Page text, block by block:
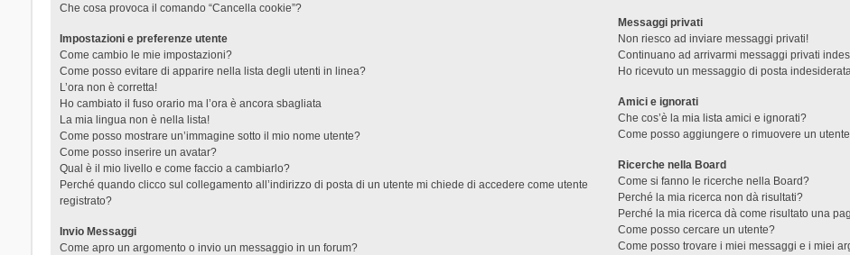
Che cosa provoca il comando “Cancella cookie”?
Impostazioni e preferenze utente
Come cambio le mie impostazioni?
Come posso evitare di apparire nella lista degli utenti in linea?
L’ora non è corretta!
Ho cambiato il fuso orario ma l’ora è ancora sbagliata
La mia lingua non è nella lista!
Come posso mostrare un’immagine sotto il mio nome utente?
Come posso inserire un avatar?
Qual è il mio livello e come faccio a cambiarlo?
Perché quando clicco sul collegamento all’indirizzo di posta di un utente mi chiede di accedere come utente
registrato?
Invio Messaggi
Come apro un argomento o invio un messaggio in un forum?
Messaggi privati
Non riesco ad inviare messaggi privati!
Continuano ad arrivarmi messaggi privati
Ho ricevuto un messaggio di posta
Amici e ignorati
Che cos’è la mia lista amici e ignorati?
Come posso aggiungere o rimuovere un
Ricerche nella Board
Come si fanno le ricerche nella Board?
Perché la mia ricerca non dà risultati?
Perché la mia ricerca dà come risultato una
Come posso cercare un utente?
Come posso trovare i miei messaggi e i miei